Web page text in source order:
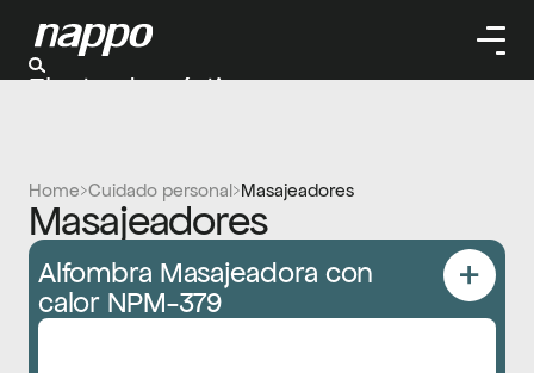
Home Cuidado personal Masajeadores
Masajeadores
Alfombra Masajeadora con
calor NPM-379
Electrodomésticos
Herramientas
Climatizaación